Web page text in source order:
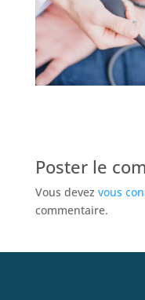
Poster le
Vous devez vous
commentaire.